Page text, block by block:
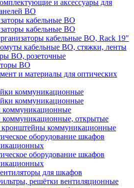
и аксессуары для
ВО
кабельные ВО
кабельные ВО
кабельные ВО, Rack 19"
кабельные ВО, стяжки, ленты
ВО, розеточные
ВО
и материалы для оптических
коммуникационные
коммуникационные
коммуникационные, открытые
коммуникационные
оборудование шкафов
оборудование шкафов
для шкафов
решётки вентиляционные